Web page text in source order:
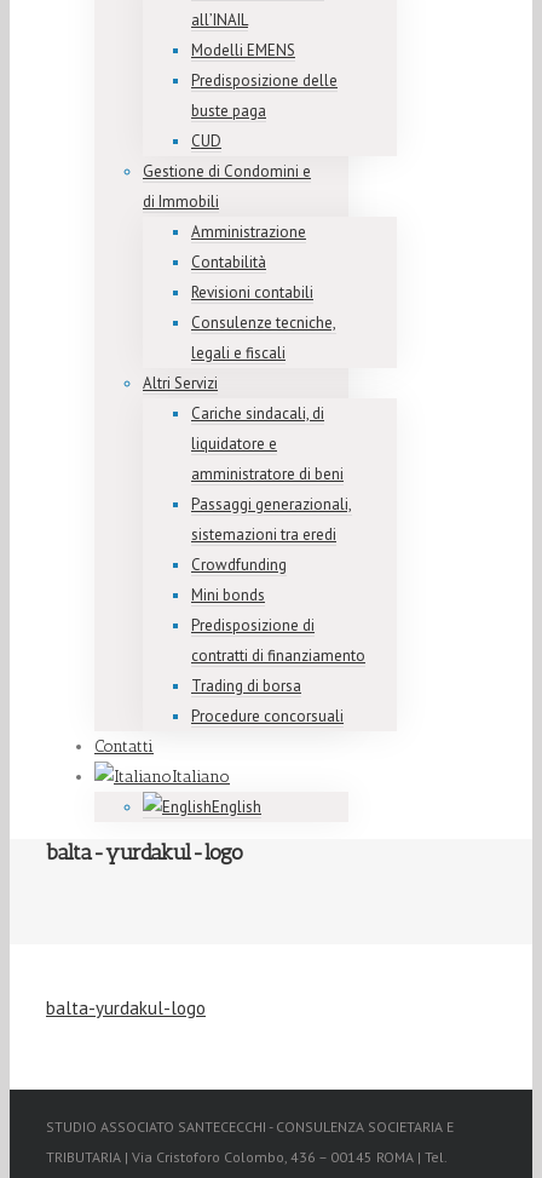
all’INAIL
Modelli EMENS
Predisposizione delle
buste paga
CUD
Gestione di Condomini e
di Immobili
Amministrazione
Contabilità
Revisioni contabili
Consulenze tecniche,
legali e fiscali
Altri Servizi
Cariche sindacali, di
liquidatore e
amministratore di beni
Passaggi generazionali,
sistemazioni tra eredi
Crowdfunding
Mini bonds
Predisposizione di
contratti di finanziamento
Trading di borsa
Procedure concorsuali
Contatti
Italiano
English
balta-yurdakul-logo
balta-yurdakul-logo
STUDIO ASSOCIATO SANTECECCHI - CONSULENZA SOCIETARIA E
TRIBUTARIA | Via Cristoforo Colombo, 436 – 00145 ROMA | Tel.